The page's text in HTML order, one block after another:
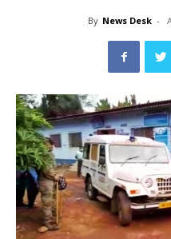
By News Desk -